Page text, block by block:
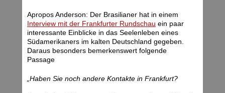
Apropos Anderson: Der Brasilianer hat in einem
Interview mit der Frankfurter Rundschau ein paar
interessante Einblicke in das Seelenleben eines
Südamerikaners im kalten Deutschland gegeben.
Daraus besonders bemerkenswert folgende
Passage
„Haben Sie noch andere Kontakte in Frankfurt?